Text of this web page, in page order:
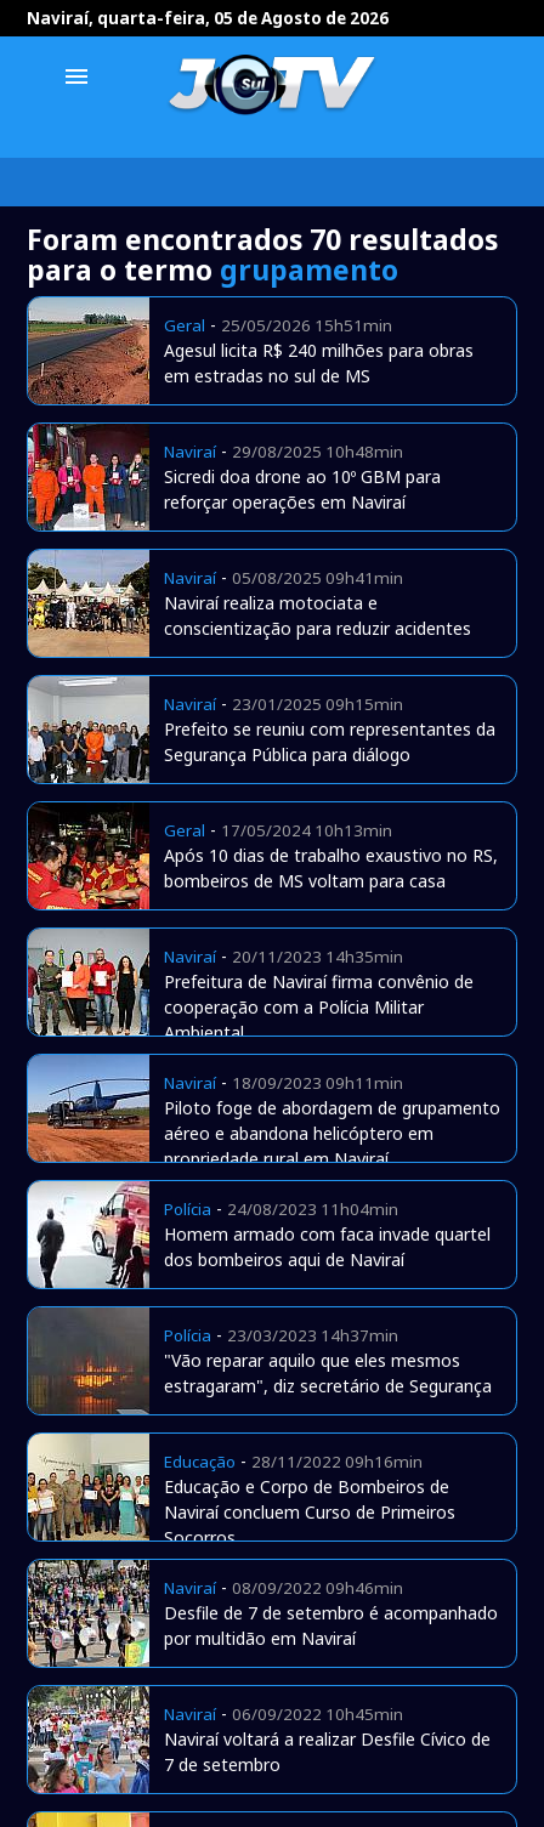
Naviraí, quarta-feira, 05 de Agosto de 2026
menu
Foram encontrados 70 resultados
para o termo grupamento
Geral - 25/05/2026 15h51min
Agesul licita R$ 240 milhões para obras
em estradas no sul de MS
Naviraí- 29/08/2025 10h48min
Sicredi doa drone ao 10º GBM para
reforçar operações em Naviraí
Naviraí-05/08/2025 09h41min
Naviraí realiza motociata e
conscientização para reduzir acidentes
Naviraí- 23/01/2025 09h15min
Prefeito se reuniu com representantes da
Segurança Pública para diálogo
Geral - 17/05/2024 10h13min
Após 10 dias de trabalho exaustivo no RS,
bombeiros de MS voltam para casa
Naviraí- 20/11/2023 14h35min
Prefeitura de Naviraí firma convênio de
cooperação com a Polícia Militar
Ambiental
Naviraí- 18/09/2023 09h11min
Piloto foge de abordagem de grupamento
aéreo e abandona helicóptero em
propriedade rural em Naviraí
Polícia - 24/08/2023 11h04min
Homem armado com faca invade quartel
dos bombeiros aqui de Naviraí
Polícia - 23/03/2023 14h37min
"Vão reparar aquilo que eles mesmos
estragaram", diz secretário de Segurança
Educação - 28/11/2022 09h16min
Educação e Corpo de Bombeiros de
Naviraí concluem Curso de Primeiros
Socorros
Naviraí-08/09/2022 09h46min
Desfile de 7 de setembro é acompanhado
por multidão em Naviraí
Naviraí-06/09/2022 10h45min
Naviraí voltará a realizar Desfile Cívico de
7 de setembro